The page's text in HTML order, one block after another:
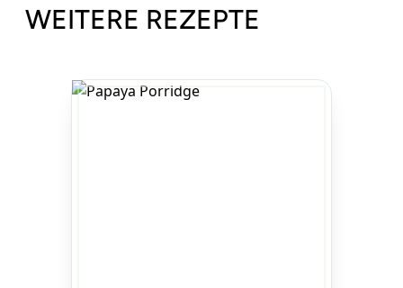
WEITERE REZEPTE